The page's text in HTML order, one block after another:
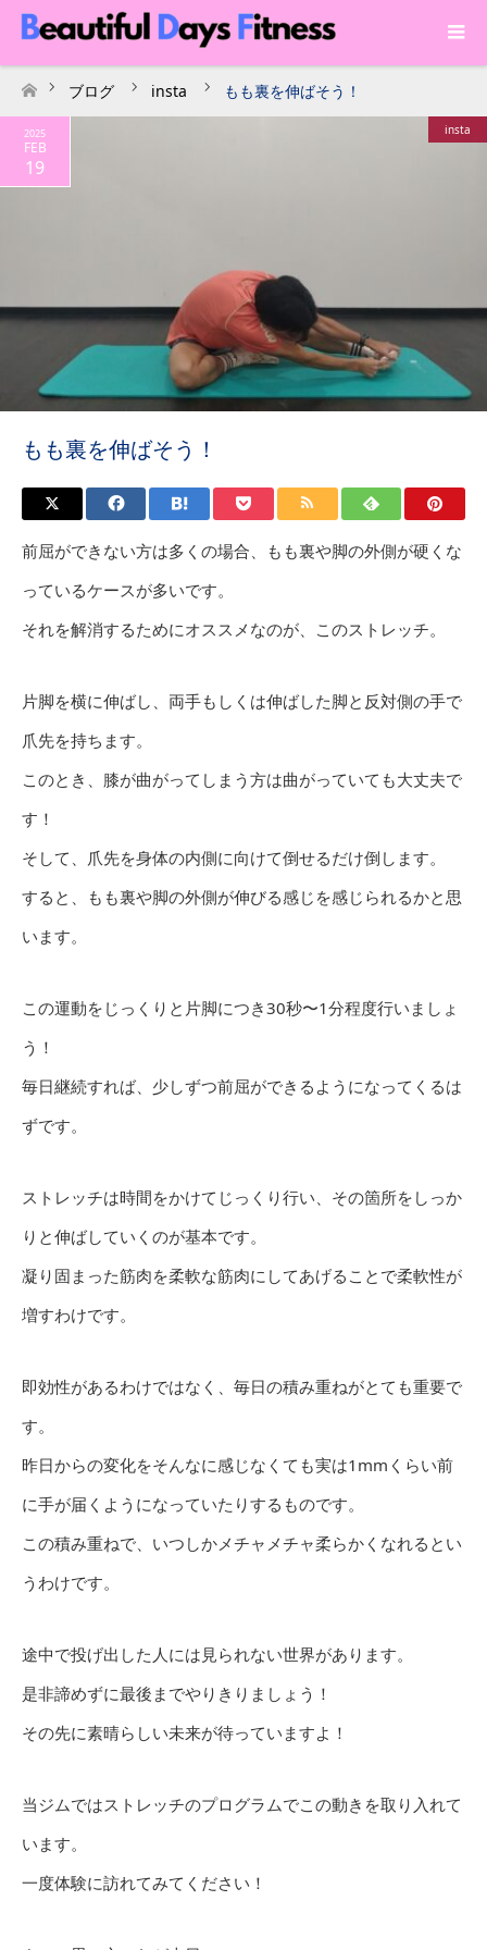
ホーム
ブログ insta もも裏を伸ばそう！
2025
FEB
19
insta
もも裏を伸ばそう！
前屈ができない方は多くの場合、もも裏や脚の外側が硬くな
っているケースが多いです。
それを解消するためにオススメなのが、このストレッチ。
片脚を横に伸ばし、両手もしくは伸ばした脚と反対側の手で
爪先を持ちます。
このとき、膝が曲がってしまう方は曲がっていても大丈夫で
す！
そして、爪先を身体の内側に向けて倒せるだけ倒します。
すると、もも裏や脚の外側が伸びる感じを感じられるかと思
います。
この運動をじっくりと片脚につき30秒〜1分程度行いましょ
う！
毎日継続すれば、少しずつ前屈ができるようになってくるは
ずです。
ストレッチは時間をかけてじっくり行い、その箇所をしっか
りと伸ばしていくのが基本です。
凝り固まった筋肉を柔軟な筋肉にしてあげることで柔軟性が
増すわけです。
即効性があるわけではなく、毎日の積み重ねがとても重要で
す。
昨日からの変化をそんなに感じなくても実は1mmくらい前
に手が届くようになっていたりするものです。
この積み重ねで、いつしかメチャメチャ柔らかくなれるとい
うわけです。
途中で投げ出した人には見られない世界があります。
是非諦めずに最後までやりきりましょう！
その先に素晴らしい未来が待っていますよ！
当ジムではストレッチのプログラムでこの動きを取り入れて
います。
一度体験に訪れてみてください！